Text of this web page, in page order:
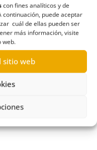
con fines analíticos y de
puede aceptar
cuál de ellas pueden ser
más información, visite
web.
sitio web